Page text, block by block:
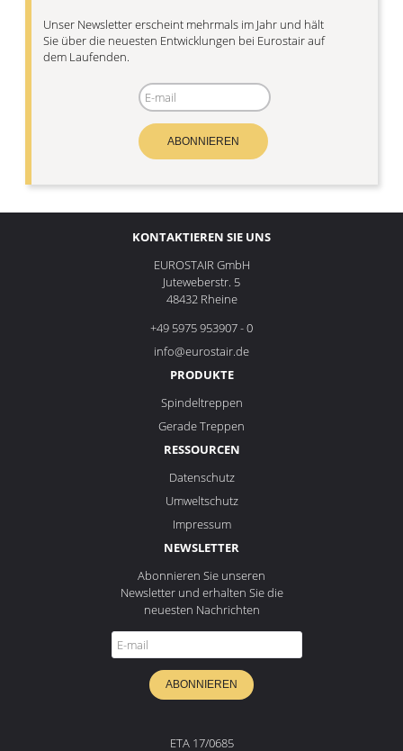
Unser Newsletter erscheint mehrmals im Jahr und hält
Sie über die neuesten Entwicklungen bei Eurostair auf
dem Laufenden.
ABONNIEREN
KONTAKTIEREN SIE UNS
EUROSTAIR GmbH
Juteweberstr. 5
48432 Rheine
+49 5975 953907 - 0
info@eurostair.de
PRODUKTE
Spindeltreppen
Gerade Treppen
RESSOURCEN
Datenschutz
Umweltschutz
Impressum
NEWSLETTER
Abonnieren Sie unseren
Newsletter und erhalten Sie die
neuesten Nachrichten
ABONNIEREN
ETA 17/0685